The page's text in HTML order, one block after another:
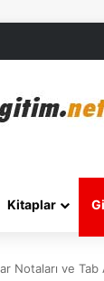
Kitaplar
Notaları ve Tab